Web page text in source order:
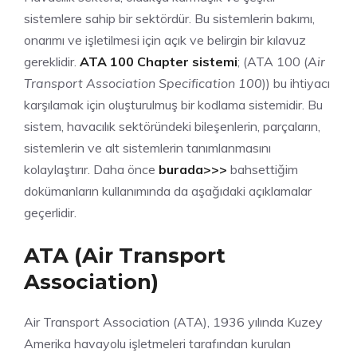
sistemlere sahip bir sektördür. Bu sistemlerin bakımı,
onarımı ve işletilmesi için açık ve belirgin bir kılavuz
gereklidir. ATA 100 Chapter sistemi; (ATA 100 (Air
Transport Association Specification 100)) bu ihtiyacı
karşılamak için oluşturulmuş bir kodlama sistemidir. Bu
sistem, havacılık sektöründeki bileşenlerin, parçaların,
sistemlerin ve alt sistemlerin tanımlanmasını
kolaylaştırır. Daha önce burada>>> bahsettiğim
dokümanların kullanımında da aşağıdaki açıklamalar
geçerlidir.
ATA (Air Transport
Association)
Air Transport Association (ATA), 1936 yılında Kuzey
Amerika havayolu işletmeleri tarafından kurulan